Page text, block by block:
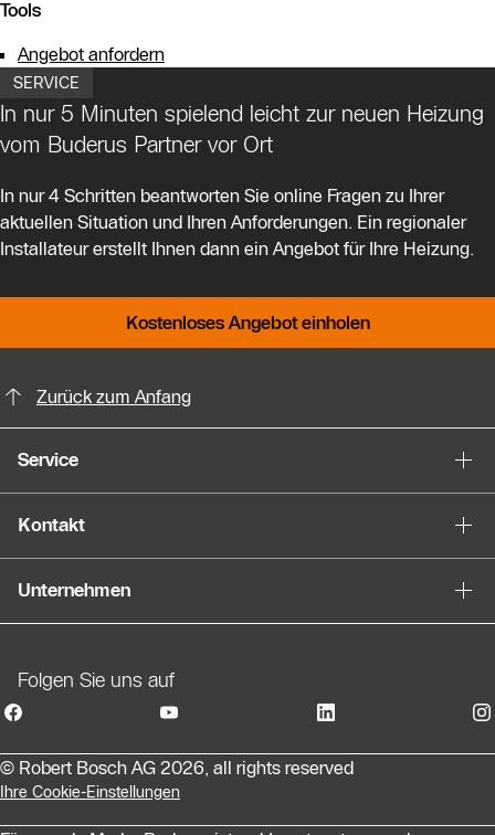
Tools
Angebot anfordern
SERVICE
In nur 5 Minuten spielend leicht zur neuen Heizung
vom Buderus Partner vor Ort
In nur 4 Schritten beantworten Sie online Fragen zu Ihrer
aktuellen Situation und Ihren Anforderungen. Ein regionaler
Installateur erstellt Ihnen dann ein Angebot für Ihre Heizung.
Kostenloses Angebot einholen
Zurück zum Anfang
Service
Kontakt
Unternehmen
Folgen Sie uns auf
© Robert Bosch AG 2026, all rights reserved
Ihre Cookie-Einstellungen